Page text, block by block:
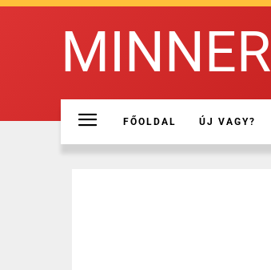
MINNER
FŐOLDAL ÚJ VAGY?